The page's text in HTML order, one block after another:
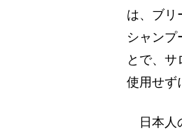
は、ブリ
シャンプ
とで、
使用せず
日本人